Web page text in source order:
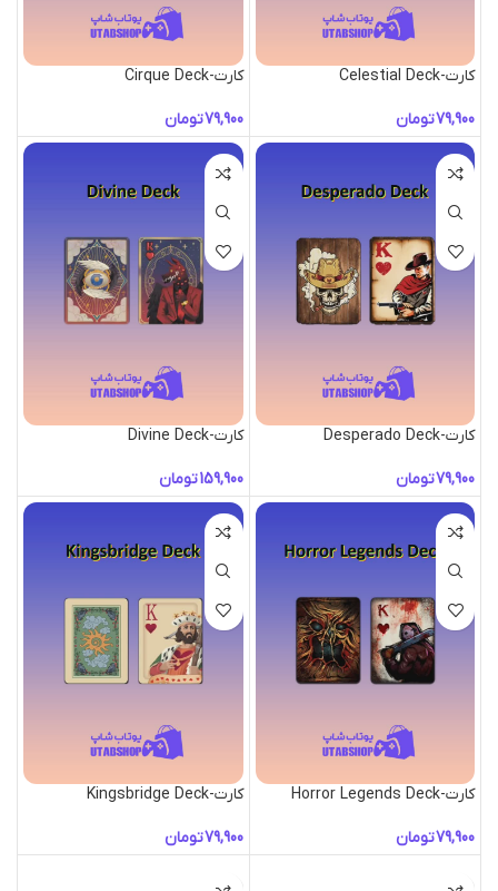
کارت-Celestial Deck
تومان
کارت-Cirque Deck
تومان
کارت-Desperado Deck
تومان
کارت-Divine Deck
تومان
کارت-Horror Legends Deck
تومان
کارت-Kingsbridge Deck
تومان